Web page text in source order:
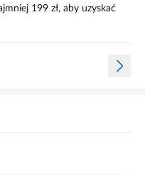
199 zł, aby uzyskać